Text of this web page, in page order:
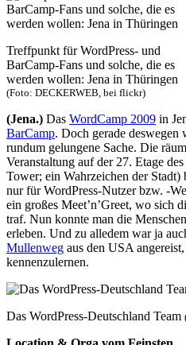
Treffpunkt für WordPress- und
BarCamp-Fans und solche, die es
werden wollen: Jena in Thüringen
(Foto: DECKERWEB, bei flickr)
(Jena.) Das WordCamp 2009 in
BarCamp. Doch gerade deswegen
rundum gelungene Sache. Die
Veranstaltung auf der 27. Etage
Tower; ein Wahrzeichen der
nur für WordPress-Nutzer bzw. -
ein großes Meet’n’Greet, wo sich
traf. Nun konnte man die
erleben. Und zu alledem war ja
Mullenweg aus den USA
kennenzulernen.
Das WordPress-Deutschland Team